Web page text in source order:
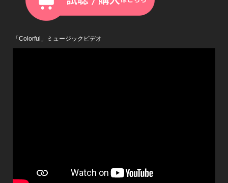
「Colorful」ミュージックビデオ